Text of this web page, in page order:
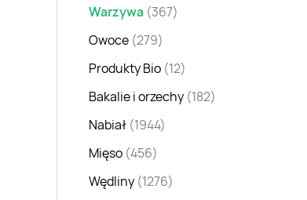
Warzywa (367)
Owoce (279)
Produkty Bio (12)
Bakalie i orzechy (182)
Nabiał (1944)
Mięso (456)
Wędliny (1276)